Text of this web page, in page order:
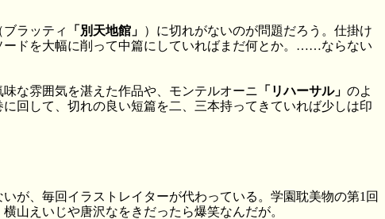
ラッティ 「別天地館」 ）に切れがないのが問題だろう。仕掛け
ードを大幅に削って中篇にしていればまだ何とか。……ならない
な雰囲気を湛えた作品や、モンテルオーニ 「リハーサル」 のよ
回して、切れの良い短篇を二、三本持ってきていれば少しは印
が、毎回イラストレイターが代わっている。学園耽美物の第1回
山えいじや唐沢なをきだったら爆笑なんだが。